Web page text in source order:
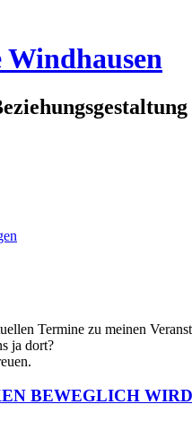
Termine zu meinen
ja dort?
BEWEGLICH